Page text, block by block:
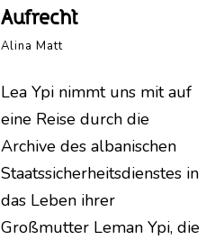
Aufrecht
Alina Matt
Lea Ypi nimmt uns mit auf
eine Reise durch die
Archive des albanischen
Staatssicherheitsdienstes in
das Leben ihrer
Großmutter Leman Ypi, die